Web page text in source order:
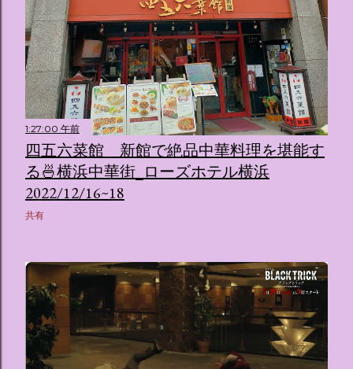
1:27:00 午前
四五六菜館 新館で絶品中華料理を堪能す
る🍜横浜中華街_ローズホテル横浜
2022/12/16~18
共有